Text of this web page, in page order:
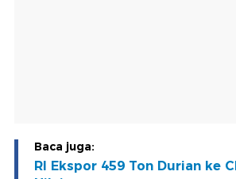
Baca juga:
RI Ekspor 459 Ton Durian ke